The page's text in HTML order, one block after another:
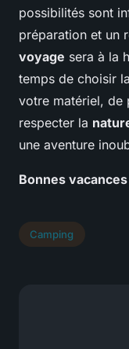
possibilités sont
préparation et un
voyage sera à la
temps de choisir
votre matériel, de
respecter la
une aventure
Bonnes
Camping